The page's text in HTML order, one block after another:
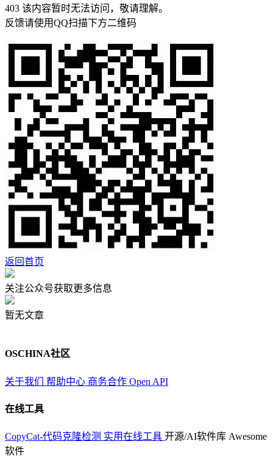
403 该内容暂时无法访问，敬请理解。
反馈请使用QQ扫描下方二维码
返回首页
关注公众号获取更多信息
暂无文章
OSCHINA社区
关于我们 帮助中心 商务合作 Open API
在线工具
CopyCat-代码克隆检测 实用在线工具 开源/AI软件库 Awesome
软件